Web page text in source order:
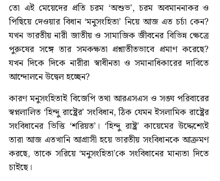
তো এই মেয়েদের প্রতি চরম ‘অশুভ’, চরম অবমাননাকর ও
পিছিয়ে দেওয়ার বিধান ‘মনুসংহিতা’ নিয়ে আজ এত চর্চা কেন?
যখন ভারতীয় নারী জাতীয় ও সামাজিক জীবনের বিভিন্ন ক্ষেত্রে
পুরুষের সঙ্গে তার সমকক্ষতা প্রশ্নাতীতভাবে প্রমাণ করেছে?
যখন দিকে দিকে নারীরা স্বাধীনতা ও সমানাধিকারের দাবিতে
আন্দোলনে উদ্বেল হচ্ছেন?
কারণ মনুসংহিতাই বিজেপি তথা আরএসএস ও সঙ্ঘ পরিবারের
স্বপ্নলালিত ‘হিন্দু রাষ্ট্রের’ সংবিধান, ঠিক যেমন ইসলামিক রাষ্ট্রের
সংবিধানের ভিত্তি ‘শরিয়ত’। ‘হিন্দু রাষ্ট্র’ কায়েমের উদ্দেশ্যেই
তারা আজ এতখানি আগ্রাসী হয়ে ভারতীয় সংবিধানকে আক্রমণ
করছে, তাকে সরিয়ে ‘মনুসংহিতা’কে সংবিধানের মান্যতা দিতে
চাইছে।